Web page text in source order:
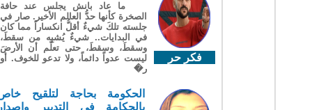
فكر حر
ما عاد بانش يجلس عند حافة
الصخرة كأنها حدُّ العالم الأخير. صار في
جلسته تلكَ شيءٌ أقلُّ انكساراً مما كان
في البدايات.. شيءٌ يُشبِه من سقطَ،
وسقطَ، وسقطَ، حتى تعلّم أن الأرضَ
ليست عدواً دائماً، ولا تدعو للخوف. أو
ر�
الحكومة بحاجة لتلقيح خاص
بالحكامة في التدبير وإصدار